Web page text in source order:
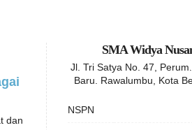
dan
SMA Widya
Jl. Tri Satya No. 47,
Baru. Rawalumbu, Kota
NSPN